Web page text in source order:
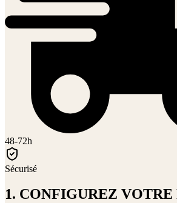
48-72h
Sécurisé
1. CONFIGUREZ